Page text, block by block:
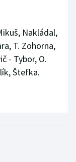
Nakládal,
T. Zohorna,
- Tybor, O.
Štefka.